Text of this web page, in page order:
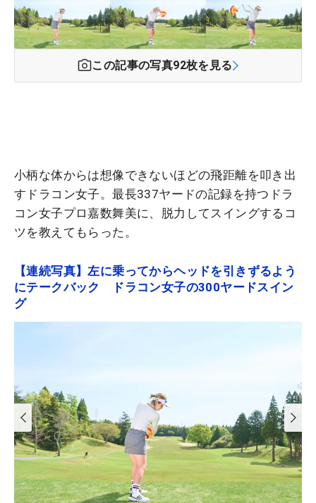
この記事の写真92枚を見る
小柄な体からは想像できないほどの飛距離を叩き出
すドラコン女子。最長337ヤードの記録を持つドラ
コン女子プロ嘉数舞美に、脱力してスイングするコ
ツを教えてもらった。
【連続写真】左に乗ってからヘッドを引きずるよう
にテークバック ドラコン女子の300ヤードスイン
グ